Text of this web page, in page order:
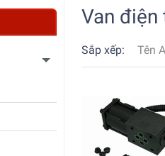
Van điện
Sắp xếp: Tên